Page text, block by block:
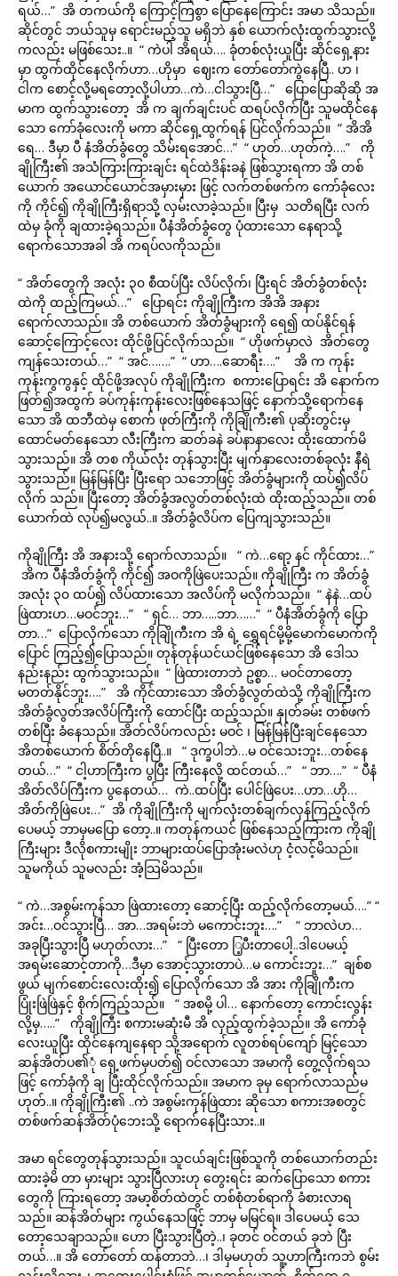
ရယ်…” အိ တကယ်ကို ကြောင့်ကြစွာ ပြောနေကြောင်း အမာ သိသည်။
ဆိုင်တွင် ဘယ်သူမှ ရောင်းမည့်သူ မရှိဘဲ နှစ် ယောက်လုံးထွက်သွားလို့
ကလည်း မဖြစ်သေး..။ “ ကဲပါ အိရယ်…. ခုံတစ်လုံးယူပြီး ဆိုင်ရှေ့နား
မှာ ထွက်ထိုင်နေလိုက်ဟာ…ဟိုမှာ ဈေးက တော်တော်ကွဲနေပြီ.. ဟ ၊
ငါက စောင့်လို့မရတော့လို့ပါဟာ…ကဲ…ငါသွားပြီ…” ပြောပြောဆိုဆို အ
မာက ထွက်သွားတော့ အိ က ချက်ချင်းပင် ထရပ်လိုက်ပြီး သူမထိုင်နေ
သော ကော်ခုံလေးကို မကာ ဆိုင်ရှေ့ထွက်ရန် ပြင်လိုက်သည်။ “ အိအိ
ရေ… ဒီမှာ ပီ နံအိတ်ခွံတွေ သိမ်းရအောင်…” “ ဟုတ်…ဟုတ်ကဲ့….” ကို
ချိုကြီး၏ အသံကြားကြားချင်း ရင်ထဲဒိန်းခနဲ ဖြစ်သွားရကာ အိ တစ်
ယောက် အယောင်ယောင်အမှားမှား ဖြင့် လက်တစ်ဖက်က ကော်ခုံလေး
ကို ကိုင်၍ ကိုချိုကြီးရှိရာသို့ လှမ်းလာခဲ့သည်။ ပြီးမှ သတိရပြီး လက်
ထဲမှ ခုံကို ချထားခဲ့ရသည်။ ပီနံအိတ်ခွံတွေ ပုံထားသော နေရာသို့
ရောက်သောအခါ အိ ကရပ်လကိုသည်။
“ အိတ်တွေကို အလုံး ၃၀ စီထပ်ပြီး လိပ်လိုက်၊ ပြီးရင် အိတ်ခွံတစ်လုံး
ထဲကို ထည့်ကြမယ်…” ပြောရင်း ကိုချိုကြီးက အိအိ အနား
ရောက်လာသည်။ အိ တစ်ယောက် အိတ်ခွံများကို ရေ၍ ထပ်နိုင်ရန်
ဆောင့်ကြောင့်လေး ထိုင်ဖို့ပြင်လိုက်သည်။ “ ဟိုဖက်မှာလဲ အိတ်တွေ
ကျန်သေးတယ်…” “ အင်…….” “ ဟာ….ဆောရီး….” အိ က ကုန်း
ကုန်းကွကွနှင့် ထိုင်ဖို့အလုပ် ကိုချိုကြီးက စကားပြောရင်း အိ နောက်က
ဖြတ်၍အထွက် ခပ်ကုန်းကုန်းလေးဖြစ်နေသဖြင့် နောက်သို့ရောက်နေ
သော အိ ထဘီထဲမှ စောက် ဖုတ်ကြီးကို ကိုချြိုကီး၏ ပုဆိုးတွင်းမှ
ထောင်မတ်နေသော လီးကြီးက ဆတ်ခနဲ ခပ်နာနာလေး ထိုးထောက်မိ
သွားသည်။ အိ တစ ကိုယ်လုံး တုန်သွားပြီး မျက်နှာလေးတစ်ခုလုံး နီရဲ
သွားသည်။ မြန်မြန်ပြီး ပြီးရော သဘောဖြင့် အိတ်ခွံများကို ထပ်၍လိပ်
လိုက် သည်။ ပြီးတော့ အိတ်ခွံအလွတ်တစ်လုံးထဲ ထိုးထည့်သည်။ တစ်
ယောက်ထဲ လုပ်၍မလွယ်..။ အိတ်ခွံလိပ်က ပြေကျသွားသည်။
ကိုချိုကြီး အိ အနားသို့ ရောက်လာသည်။ “ ကဲ…ရော့ နင် ကိုင်ထား…”
အိက ပီနံအိတ်ခွံကို ကိုင်၍ အဝကိုဖြဲပေးသည်။ ကိုချိုကြီး က အိတ်ခွံ
အလုံး ၃၀ ထပ်၍ လိပ်ထားသော အလိပ်ကို မလိုက်သည်။ “ နဲနဲ…ထပ်
ဖြဲထားဟ…မဝင်ဘူး…” “ ရှင်… ဘာ…..ဘာ……” “ ပီနံအိတ်ခွံကို ပြော
တာ…” ပြောလိုက်သော ကိုချြိုကီးက အိ ရဲ့ ရွှေရင်မို့မို့မောက်မောက်ကို
ပြောင် ကြည့်၍ပြောသည်။ တုန်တုန်ယင်ယင်ဖြစ်နေသော အိ ဒေါသ
နည်းနည်း ထွက်သွားသည်။ “ ဖြဲထားတာဘဲ ဥစ္စာ… မဝင်တာတော့
မတတ်နိုင်ဘူး….” အိ ကိုင်ထားသော အိတ်ခွံလွတ်ထဲသို့ ကိုချိုကြီးက
အိတ်ခွံလွတ်အလိပ်ကြီးကို ထောင်ပြီး ထည့်သည်။ နှုတ်ခမ်း တစ်ဖက်
တစ်ပြီး ခံနေသည်။ အိတ်လိပ်ကလည်း မဝင် ၊ မြန်မြန်ပြီးချင်နေသော
အိတစ်ယောက် စိတ်တိုနေပြီ..။ “ ဒုက္ခပါဘဲ…မ ဝင်သေးဘူး…တစ်နေ
တယ်…” “ ငါ့ဟာကြီးက ပွပြီး ကြီးနေလို့ ထင်တယ်…” “ ဘာ….” “ ပီနံ
အိတ်လိပ်ကြီးက ပွနေတယ်… ကဲ..ထပ်ပြီး ပေါင်ဖြဲပေး…ဟာ…ဟို…
အိတ်ကိုဖြဲပေး…” အိ ကိုချိုကြီးကို မျက်လုံးတစ်ချက်လှန်ကြည့်လိုက်
ပေမယ့် ဘာမှမပြော တော့..။ ကတုန်ကယင် ဖြစ်နေသည့်ကြားက ကိုချို
ကြီးများ ဒီလိုစကားမျိုး ဘာများထပ်ပြောအုံးမလဲဟု ငံ့လင့်မိသည်။
သူမကိုယ် သူမလည်း အံ့သြမိသည်။
“ ကဲ…အစွမ်းကုန်သာ ဖြဲထားတော့ ဆောင့်ပြီး ထည့်လိုက်တော့မယ်….” “
အင်း…ဝင်သွားပြီ… အာ…အရမ်းဘဲ မကောင်းဘူး….” “ ဘာလဲဟ…
အခုပြီးသွားပြီ မဟုတ်လား…” “ ပြီးတော ြ့ပီးတာပေါ့..ဒါပေမယ့်
အရမ်းဆောင့်တာကို…ဒီမှာ အောင့်သွားတာပဲ…မ ကောင်းဘူး…” ချစ်စ
ဖွယ် မျက်စောင်းလေးထိုး၍ ပြောလိုက်သော အိ အား ကိုချြိုကီးက
ပြုံးဖြဲဖြဲနှင့် စိုက်ကြည့်သည်။ “ အစမို့ ပါ… နောက်တော့ ကောင်းလွန်း
လို့မှ…..” ကိုချိုကြီး စကားမဆုံးမီ အိ လှည့်ထွက်ခဲ့သည်။ အိ ကော်ခုံ
လေးယူပြီး ထိုင်နေကျနေရာ သို့အရောက် လူတစ်ရပ်ကျော် မြင့်သော
ဆန်အိတ်ပ၏ုံ ရှေ့ဖက်မှပတ်၍ ဝင်လာသော အမာကို တွေ့လိုက်ရသ
ဖြင့် ကော်ခုံကို ချ ပြီးထိုင်လိုက်သည်။ အမာက ခုမှ ရောက်လာသည်မ
ဟုတ်..။ ကိုချိုကြီး၏ ..ကဲ အစွမ်းကုန်ဖြဲထား ဆိုသော စကားအစတွင်
တစ်ဖက်ဆန်အိတ်ပုံဘေးသို့ ရောက်နေပြီးသား..။
အမာ ရင်တွေတုန်သွားသည်။ သူငယ်ချင်းဖြစ်သူကို တစ်ယောက်တည်း
ထားခဲ့မိ တာ မှားများ သွားပြီလားဟု တွေးရင်း ဆက်ပြောသော စကား
တွေကို ကြားရတော့ အမာ့စိတ်ထဲတွင် တစ်စုံတစ်ရာကို ခံစားလာရ
သည်။ ဆန်အိတ်များ ကွယ်နေသဖြင့် ဘာမှ မမြင်ရ။ ဒါပေမယ့် သေ
တော့သေချာသည်။ ဟော ပြီးသွားပြီတဲ့..၊ ခုတင် ဝင်တယ် ခုဘဲ ပြီး
တယ်…။ အိ တော်တော် ထန်တာဘဲ…၊ ဒါမှမဟုတ် သူ့ဟာကြီးကဘဲ စွမ်း